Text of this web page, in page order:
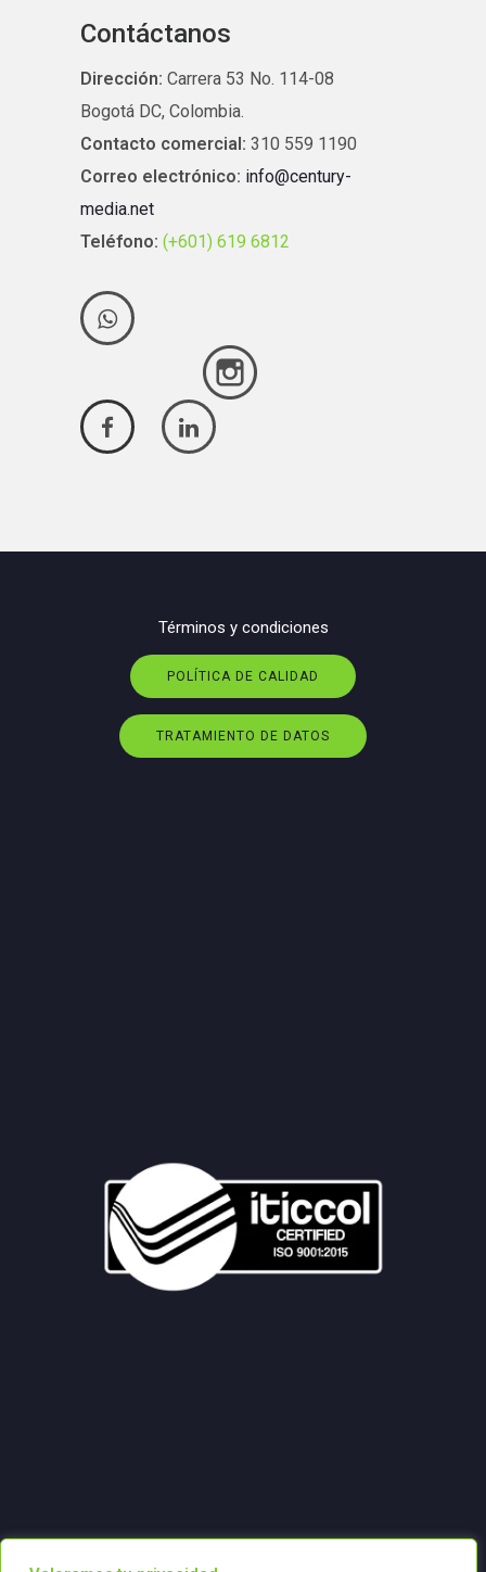
Contáctanos
Dirección: Carrera 53 No. 114-08
Bogotá DC, Colombia.
Contacto comercial: 310 559 1190
Correo electrónico: info@century-
media.net
Teléfono: (+601) 619 6812
Términos y condiciones
POLÍTICA DE CALIDAD
TRATAMIENTO DE DATOS